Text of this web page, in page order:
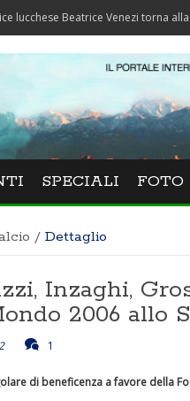
Beatrice Venezi torna alla Versiliana
SPECIALI FOTO
/ Dettaglio
Inzaghi,
2006 allo
1
di beneficenza a favore della